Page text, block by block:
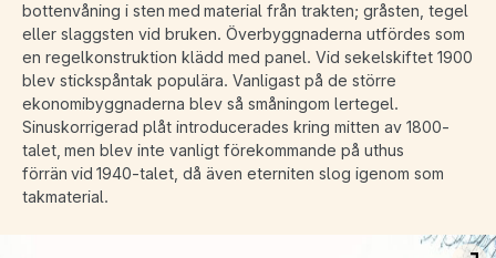
bottenvåning i sten med material från trakten; gråsten, tegel
eller slaggsten vid bruken. Överbyggnaderna utfördes som
en regelkonstruktion klädd med panel. Vid sekelskiftet 1900
blev stickspåntak populära. Vanligast på de större
ekonomibyggnaderna blev så småningom lertegel.
Sinuskorrigerad plåt introducerades kring mitten av 1800-
talet, men blev inte vanligt förekommande på uthus
förrän vid 1940-talet, då även eterniten slog igenom som
takmaterial.